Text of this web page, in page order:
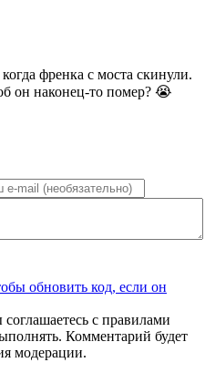
френка с моста скинули.
он наконец-то помер? 😭
с правилами
Комментарий будет
модерации.